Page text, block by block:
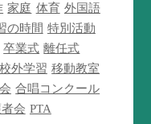
家庭 体育 外国語
の時間 特別活動
卒業式 離任式
校外学習 移動教室
合唱コンクール
会 PTA